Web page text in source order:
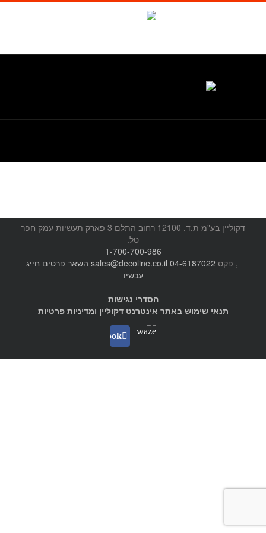
דלג
דקוליין בע"מ ת.ד. 12100 רחוב התלם 3 פארק תעשיות עמק חפר
טל.
1-700-700-986
, פקס 04-6187022
sales@decoline.co.il השאר פרטים חייג
עכשיו
הסדרי נגישות
תנאי שימוש באתר אינטרנט דקוליין ומדיניות פרטיות
Waze
facebook